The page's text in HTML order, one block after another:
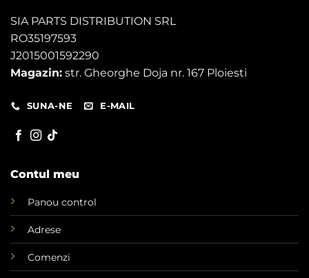
SIA PARTS DISTRIBUTION SRL
RO35197593
J2015001592290
Magazin: str. Gheorghe Doja nr. 167 Ploiesti
SUNA-NE E-MAIL
Contul meu
Panou control
Adrese
Comenzi